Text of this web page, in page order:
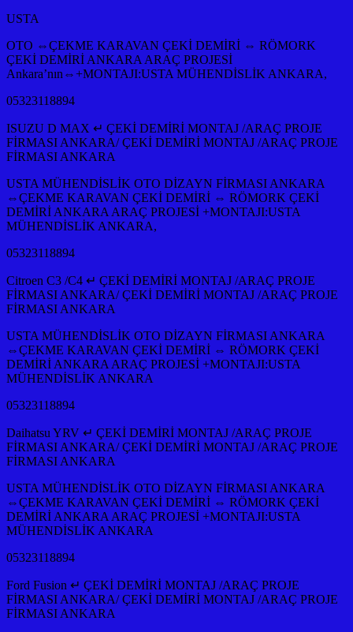
USTA
OTO ⇔ÇEKME KARAVAN ÇEKİ DEMİRİ ⇔ RÖMORK
ÇEKİ DEMİRİ ANKARA ARAÇ PROJESİ
Ankara’nın⇔+MONTAJI:USTA MÜHENDİSLİK ANKARA,
05323118894
ISUZU D MAX ↵ ÇEKİ DEMİRİ MONTAJ /ARAÇ PROJE
FİRMASI ANKARA/ ÇEKİ DEMİRİ MONTAJ /ARAÇ PROJE
FİRMASI ANKARA
USTA MÜHENDİSLİK OTO DİZAYN FİRMASI ANKARA
⇔ÇEKME KARAVAN ÇEKİ DEMİRİ ⇔ RÖMORK ÇEKİ
DEMİRİ ANKARA ARAÇ PROJESİ +MONTAJI:USTA
MÜHENDİSLİK ANKARA,
05323118894
Citroen C3 /C4 ↵ ÇEKİ DEMİRİ MONTAJ /ARAÇ PROJE
FİRMASI ANKARA/ ÇEKİ DEMİRİ MONTAJ /ARAÇ PROJE
FİRMASI ANKARA
USTA MÜHENDİSLİK OTO DİZAYN FİRMASI ANKARA
⇔ÇEKME KARAVAN ÇEKİ DEMİRİ ⇔ RÖMORK ÇEKİ
DEMİRİ ANKARA ARAÇ PROJESİ +MONTAJI:USTA
MÜHENDİSLİK ANKARA
05323118894
Daihatsu YRV ↵ ÇEKİ DEMİRİ MONTAJ /ARAÇ PROJE
FİRMASI ANKARA/ ÇEKİ DEMİRİ MONTAJ /ARAÇ PROJE
FİRMASI ANKARA
USTA MÜHENDİSLİK OTO DİZAYN FİRMASI ANKARA
⇔ÇEKME KARAVAN ÇEKİ DEMİRİ ⇔ RÖMORK ÇEKİ
DEMİRİ ANKARA ARAÇ PROJESİ +MONTAJI:USTA
MÜHENDİSLİK ANKARA
05323118894
Ford Fusion ↵ ÇEKİ DEMİRİ MONTAJ /ARAÇ PROJE
FİRMASI ANKARA/ ÇEKİ DEMİRİ MONTAJ /ARAÇ PROJE
FİRMASI ANKARA